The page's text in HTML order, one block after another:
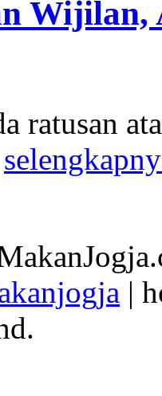
Wijilan,
ratusan
|